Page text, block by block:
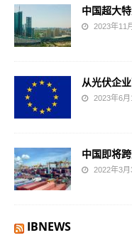
中国超大
2023年11
从光伏企
2023年6
中国即将
2022年3
IBNEWS